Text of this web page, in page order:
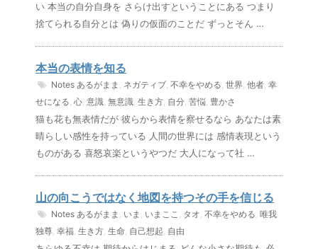
い 本当の自分自身を さらけ出すということにある つまり
捨てられる自分とは 偽りの仮面のことだ ずっとそん …
本当の表情を知る
Notes あるがまま , ネガティブ, 不幸をやめる, 世界, 他者, 幸
せになる, 心, 意識, 無意識, 生き方, 自分, 苦悩, 豊かさ
猫も花も無表情だが 彼らから表情を察せるなら あなたは素
晴らしい感性を持っている 人間の世界には 感情表現という
ものがある 喜怒哀楽というやつだ 大人になって社 …
山の向こうではなく地図を持つその手を信じる
Notes あるがまま , いま , いまここ , タオ, 不幸をやめる, 唯我
独尊, 幸福, 生き方, 生命, 自己想起, 自由